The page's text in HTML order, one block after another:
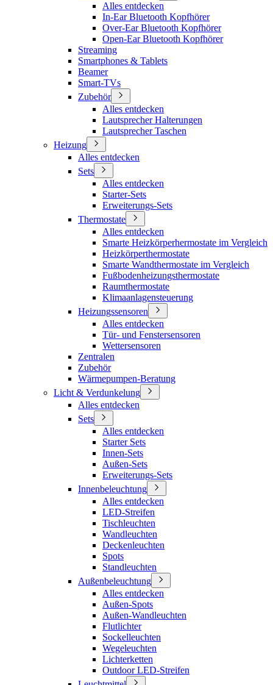
Alles entdecken
In-Ear Bluetooth Kopfhörer
Over-Ear Bluetooth Kopfhörer
Open-Ear Bluetooth Kopfhörer
Streaming
Smartphones & Tablets
Beamer
Smart-TVs
Zubehör
Alles entdecken
Lautsprecher Halterungen
Lautsprecher Taschen
Heizung
Alles entdecken
Sets
Alles entdecken
Starter-Sets
Erweiterungs-Sets
Thermostate
Alles entdecken
Smarte Heizkörperhermostate im Vergleich
Heizkörperthermostate
Smarte Wandthermostate im Vergleich
Fußbodenheizungsthermostate
Raumthermostate
Klimaanlagensteuerung
Heizungssensoren
Alles entdecken
Tür- und Fenstersensoren
Wettersensoren
Zentralen
Zubehör
Wärmepumpen-Beratung
Licht & Verdunkelung
Alles entdecken
Sets
Alles entdecken
Starter Sets
Innen-Sets
Außen-Sets
Erweiterungs-Sets
Innenbeleuchtung
Alles entdecken
LED-Streifen
Tischleuchten
Wandleuchten
Deckenleuchten
Spots
Standleuchten
Außenbeleuchtung
Alles entdecken
Außen-Spots
Außen-Wandleuchten
Flutlichter
Sockelleuchten
Wegeleuchten
Lichterketten
Outdoor LED-Streifen